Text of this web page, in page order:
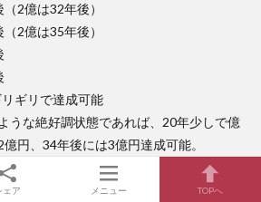
2億は32年後）
2億は35年後）
ギリで達成可能
うな絶好調状態であれば、20年少しで億
円、34年後には3億円達成可能。
も、年利4％を維持できるのであれば、30
能。
ェア メニュー TOPへ